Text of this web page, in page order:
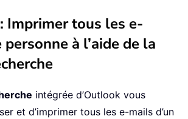
Imprimer tous les e-
personne à l’aide de la
intégrée d’Outlook vous
et d’imprimer tous les e-mails d’un